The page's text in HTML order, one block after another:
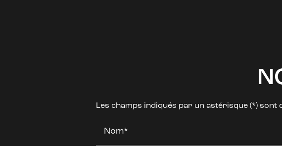
Les champs indiqués par un astérisque (*) sont
Nom*